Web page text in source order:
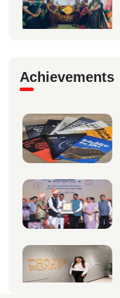
Achievements